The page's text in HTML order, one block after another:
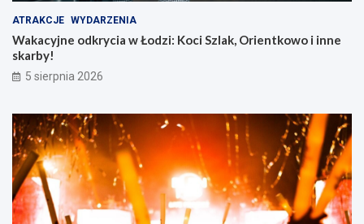
ATRAKCJE WYDARZENIA
Wakacyjne odkrycia w Łodzi: Koci Szlak, Orientkowo i inne
skarby!
5 sierpnia 2026